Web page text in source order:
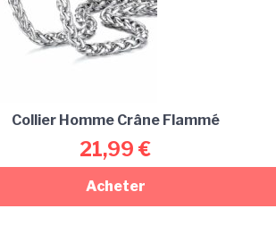
Collier Homme Crâne Flammé
21,99 €
Acheter